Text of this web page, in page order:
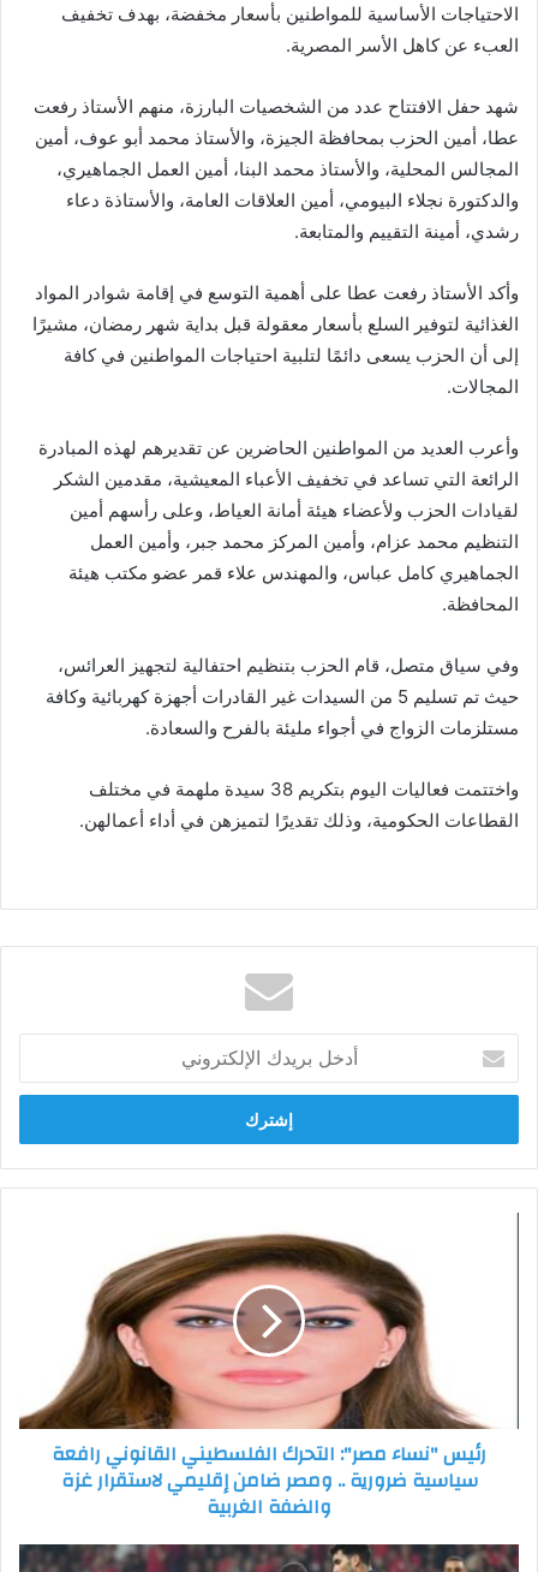
الاحتياجات الأساسية للمواطنين بأسعار مخفضة، بهدف تخفيف
العبء عن كاهل الأسر المصرية.
شهد حفل الافتتاح عدد من الشخصيات البارزة، منهم الأستاذ رفعت
عطا، أمين الحزب بمحافظة الجيزة، والأستاذ محمد أبو عوف، أمين
المجالس المحلية، والأستاذ محمد البنا، أمين العمل الجماهيري،
والدكتورة نجلاء البيومي، أمين العلاقات العامة، والأستاذة دعاء
رشدي، أمينة التقييم والمتابعة.
وأكد الأستاذ رفعت عطا على أهمية التوسع في إقامة شوادر المواد
الغذائية لتوفير السلع بأسعار معقولة قبل بداية شهر رمضان، مشيرًا
إلى أن الحزب يسعى دائمًا لتلبية احتياجات المواطنين في كافة
المجالات.
وأعرب العديد من المواطنين الحاضرين عن تقديرهم لهذه المبادرة
الرائعة التي تساعد في تخفيف الأعباء المعيشية، مقدمين الشكر
لقيادات الحزب ولأعضاء هيئة أمانة العياط، وعلى رأسهم أمين
التنظيم محمد عزام، وأمين المركز محمد جبر، وأمين العمل
الجماهيري كامل عباس، والمهندس علاء قمر عضو مكتب هيئة
المحافظة.
وفي سياق متصل، قام الحزب بتنظيم احتفالية لتجهيز العرائس،
حيث تم تسليم 5 من السيدات غير القادرات أجهزة كهربائية وكافة
مستلزمات الزواج في أجواء مليئة بالفرح والسعادة.
واختتمت فعاليات اليوم بتكريم 38 سيدة ملهمة في مختلف
القطاعات الحكومية، وذلك تقديرًا لتميزهن في أداء أعمالهن.
بريدك
الإلكتروني
ضرورية
لاستقرار
رئيس "نساء مصر": التحرك الفلسطيني القانوني رافعة
سياسية ضرورية .. ومصر ضامن إقليمي لاستقرار غزة
والضفة الغربية
بث